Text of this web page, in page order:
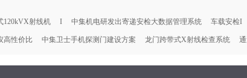
120kVX射线机 I 中集机电研发出寄递安检大数据管理系统 车载安检I
高性价比 中集卫士手机探测门建设方案 龙门跨带式X射线检查系统